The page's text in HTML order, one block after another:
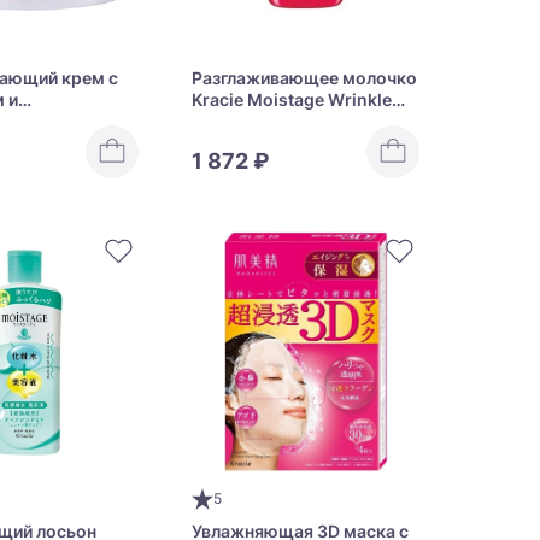
крем с
и
Extra Rich
Разглаживающее молочко
Kracie Moistage Wrinkle
1 872 ₽
лосьон
5
Увлажняющая 3D маска с